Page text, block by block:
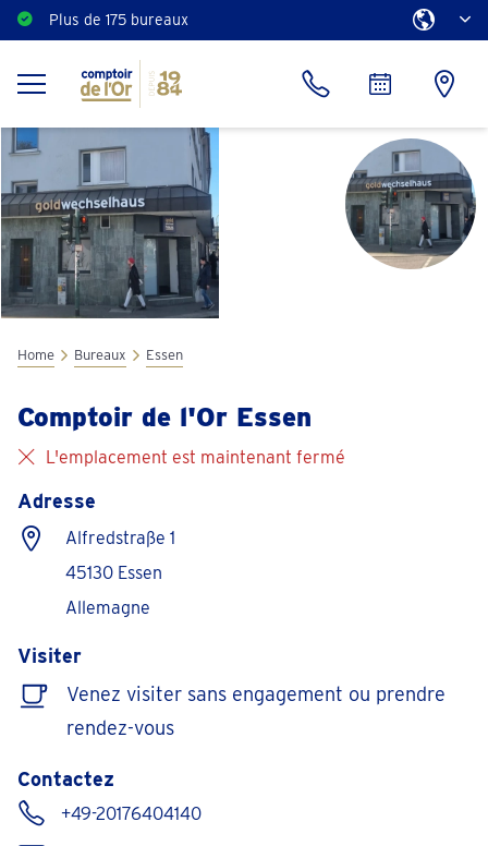
Plus de 175 bureaux
Home Bureaux Essen
Comptoir de l'Or Essen
L'emplacement est maintenant fermé
Adresse
Alfredstraße 1
45130 Essen
Allemagne
Visiter
Venez visiter sans engagement ou prendre
rendez-vous
Contactez
+49-20176404140